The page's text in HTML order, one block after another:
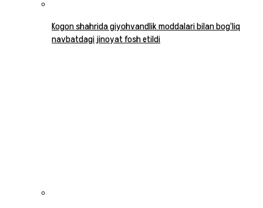
Kogon shahrida giyohvandlik moddalari bilan bog‘liq
navbatdagi jinoyat fosh etildi